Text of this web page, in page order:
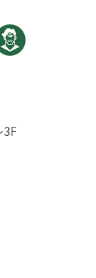
3F